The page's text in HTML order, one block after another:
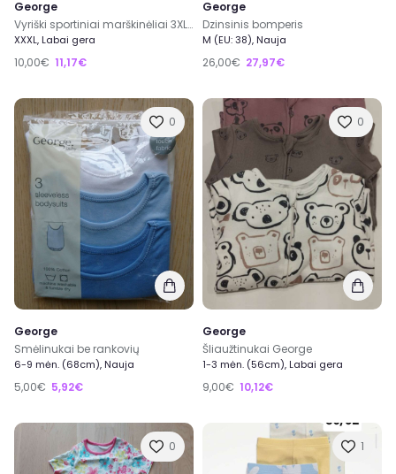
George
Vyriški sportiniai marškinėliai 3XL dydžio
XXXL, Labai gera
10,00€ 11,17€
George
Dzinsinis bomperis
M (EU: 38), Nauja
26,00€ 27,97€
0
George
Smėlinukai be rankovių
6-9 mėn. (68cm), Nauja
5,00€ 5,92€
0
George
Šliaužtinukai George
1-3 mėn. (56cm), Labai gera
9,00€ 10,12€
0 1